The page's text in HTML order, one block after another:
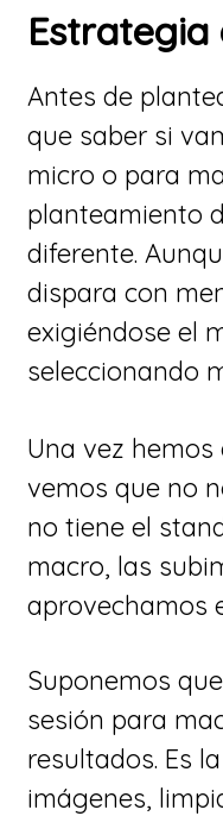
Estrategia
Antes de
que saber si
micro o para
planteamiento
diferente.
dispara con
exigiéndose el
seleccionando
​Una vez
vemos que no
no tiene el
macro, las
aprovechamos
Suponemos
sesión para
resultados. Es
imágenes,